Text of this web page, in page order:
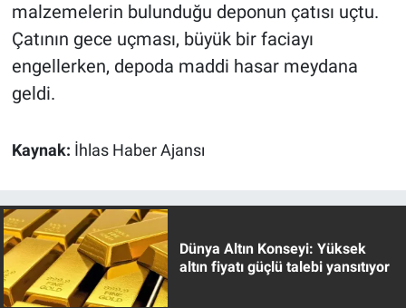
malzemelerin bulunduğu deponun çatısı uçtu.
Çatının gece uçması, büyük bir faciayı
engellerken, depoda maddi hasar meydana
geldi.
Kaynak: İhlas Haber Ajansı
Dünya Altın Konseyi: Yüksek
altın fiyatı güçlü talebi yansıtıyor